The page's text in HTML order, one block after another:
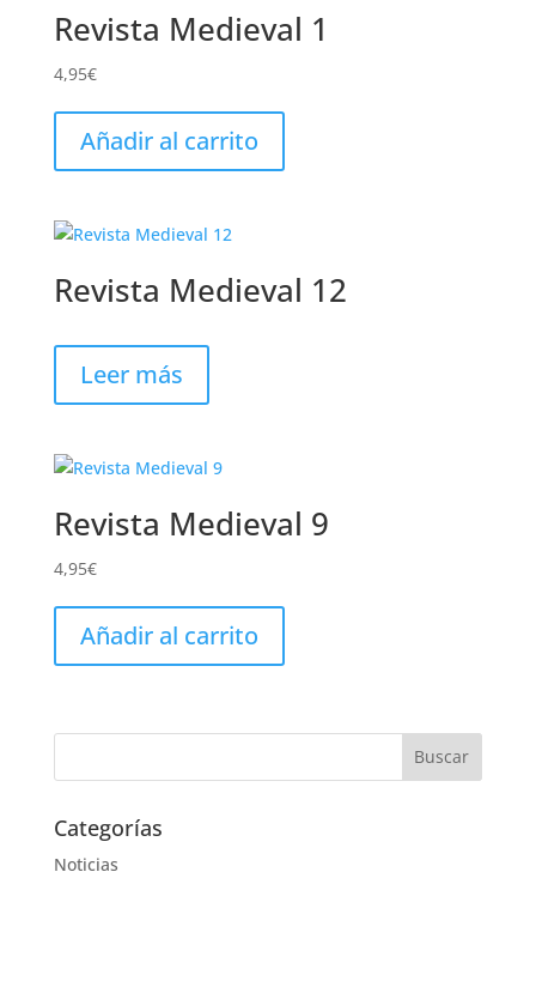
Revista Medieval 1
4,95€
Añadir al carrito
Revista Medieval 12
Leer más
Revista Medieval 9
4,95€
Añadir al carrito
Categorías
Noticias